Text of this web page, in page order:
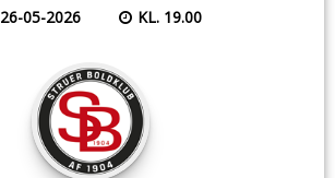
26-05-2026
KL. 19.00